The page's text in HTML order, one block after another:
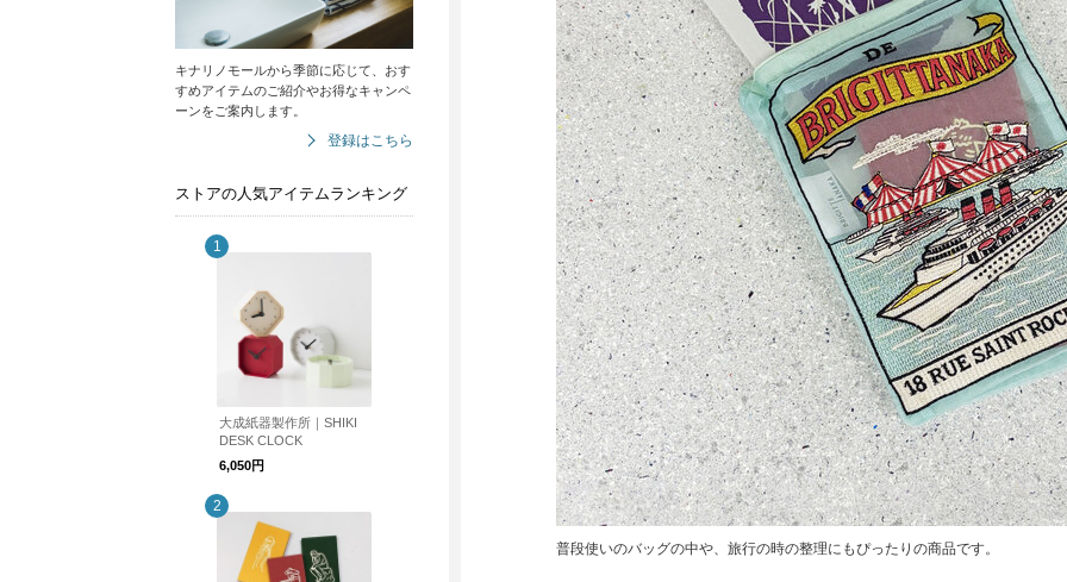
キナリノモールから季節に応じて、おす
すめアイテムのご紹介やお得なキャンペ
ーンをご案内します。
登録はこちら
ストアの人気アイテムランキング
大成紙器製作所｜SHIKI
DESK CLOCK
6,050円
普段使いのバッグの中や、旅行の時の整理にもぴったりの商品です。